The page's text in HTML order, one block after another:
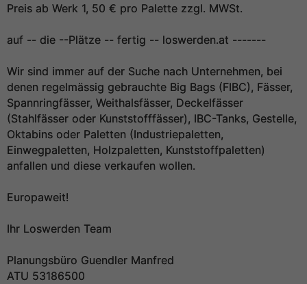
Preis ab Werk 1, 50 € pro Palette zzgl. MWSt.
auf -- die --Plätze -- fertig -- loswerden.at -------
Wir sind immer auf der Suche nach Unternehmen, bei
denen regelmässig gebrauchte Big Bags (FIBC), Fässer,
Spannringfässer, Weithalsfässer, Deckelfässer
(Stahlfässer oder Kunststofffässer), IBC-Tanks, Gestelle,
Oktabins oder Paletten (Industriepaletten,
Einwegpaletten, Holzpaletten, Kunststoffpaletten)
anfallen und diese verkaufen wollen.
Europaweit!
Ihr Loswerden Team
Planungsbüro Guendler Manfred
ATU 53186500